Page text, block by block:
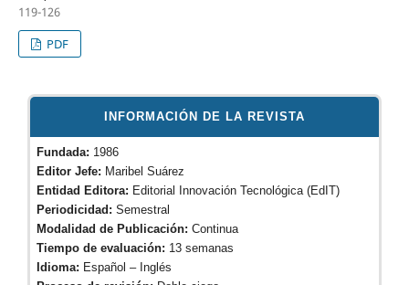
119-126
PDF
INFORMACIÓN DE LA REVISTA
Fundada: 1986
Editor Jefe: Maribel Suárez
Entidad Editora: Editorial Innovación Tecnológica (EdIT)
Periodicidad: Semestral
Modalidad de Publicación: Continua
Tiempo de evaluación: 13 semanas
Idioma: Español – Inglés